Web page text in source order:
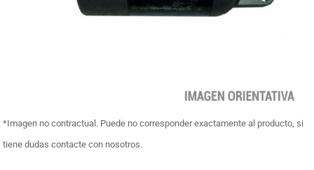
*Imagen no contractual. Puede no corresponder exactamente al producto, si
tiene dudas contacte con nosotros.